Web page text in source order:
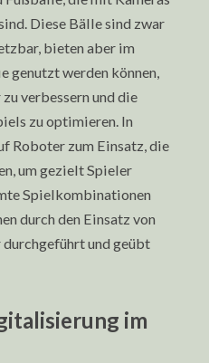
Diese Bälle sind zwar
bieten aber im
genutzt werden können,
verbessern und die
zu optimieren. In
Roboter zum Einsatz, die
um gezielt Spieler
Spielkombinationen
durch den Einsatz von
und geübt
im